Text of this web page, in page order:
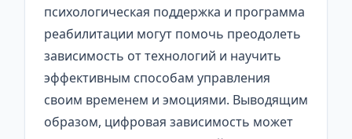
психологическая поддержка и программа
реабилитации могут помочь преодолеть
зависимость от технологий и научить
эффективным способам управления
своим временем и эмоциями. Выводящим
образом, цифровая зависимость может